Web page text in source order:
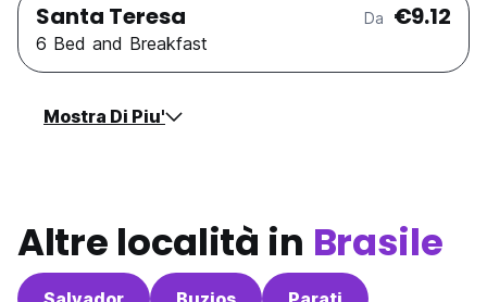
Santa Teresa Da €9.12
6 Bed and Breakfast
Mostra Di Piu'
Altre località in Brasile